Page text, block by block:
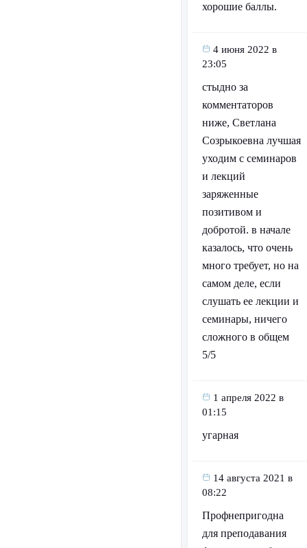
хорошие баллы.
4 июня 2022 в
23:05
стыдно за
комментаторов
ниже, Светлана
Созрыкоевна лучшая
уходим с семинаров
и лекций
заряженные
позитивом и
добротой. в начале
казалось, что очень
много требует, но на
самом деле, если
слушать ее лекции и
семинары, ничего
сложного в общем
5/5
1 апреля 2022 в
01:15
угарная
14 августа 2021 в
08:22
Профнепригодна
для преподавания